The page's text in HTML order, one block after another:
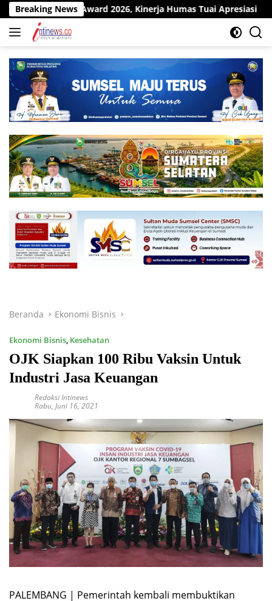
Langsung
ke
konten
Breaking News
2026, Kinerja Humas Tuai Apresiasi Pit Stop
Beranda Ekonomi Bisnis
Ekonomi Bisnis, Kesehatan
OJK Siapkan 100 Ribu Vaksin Untuk
Industri Jasa Keuangan
Redaksi Intinews
Rabu, Juni 16, 2021
PALEMBANG | Pemerintah kembali membuktikan